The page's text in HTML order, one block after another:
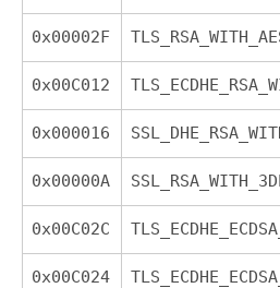
0x00002F
0x00C012
0x000016
0x00000A
0x00C02C
0x00C024